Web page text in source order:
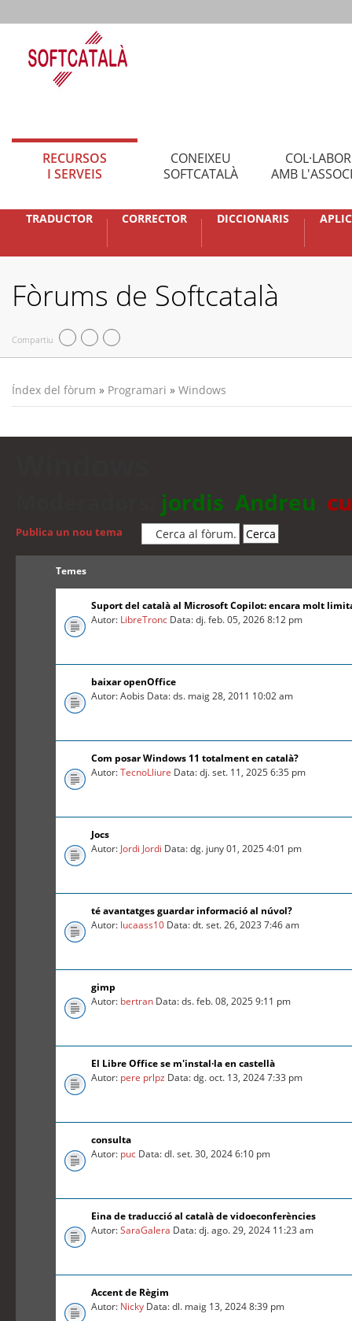
RECURSOS
I SERVEIS
CONEIXEU
SOFTCATALÀ
AMB
TRADUCTOR CORRECTOR DICCIONARIS
Fòrums de Softcatalà
Compartiu
Índex del fòrum » Programari » Windows
jordis Andreu
Publica un nou tema
Temes
Suport del català al Microsoft Copilot: encara molt
Autor: LibreTronc Data: dj. feb. 05, 2026 8:12 pm
baixar openOffice
Autor: Aobis Data: ds. maig 28, 2011 10:02 am
Com posar Windows 11 totalment en català?
Autor:TecnoLliure Data: dj. set. 11, 2025 6:35 pm
Jocs
Autor: Jordi Jordi Data: dg. juny 01, 2025 4:01 pm
té avantatges guardar informació al núvol?
Autor: lucaass10 Data: dt. set. 26, 2023 7:46 am
gimp
Autor: bertran Data: ds. feb. 08, 2025 9:11 pm
El Libre Office se m'instal·la en castellà
Autor: pere prlpz Data: dg. oct. 13, 2024 7:33 pm
consulta
Autor: puc Data: dl. set. 30, 2024 6:10 pm
Eina de traducció al català de vidoeconferències
Autor:SaraGalera Data: dj. ago. 29, 2024 11:23 am
Accent de Règim
Autor: Nicky Data: dl. maig 13, 2024 8:39 pm